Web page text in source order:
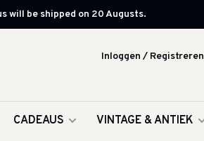
will be shipped on 20 Augusts.
CADEAUS
VINTAGE & ANTIEK
Inloggen / Registreren